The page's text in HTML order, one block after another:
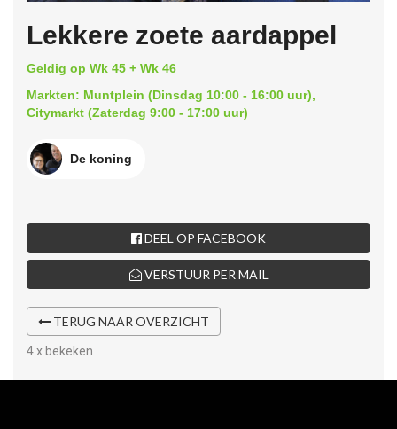
Lekkere zoete aardappel
Geldig op Wk 45 + Wk 46
Markten: Muntplein (Dinsdag 10:00 - 16:00 uur),
Citymarkt (Zaterdag 9:00 - 17:00 uur)
De koning
DEEL OP FACEBOOK
VERSTUUR PER MAIL
TERUG NAAR OVERZICHT
4 x bekeken